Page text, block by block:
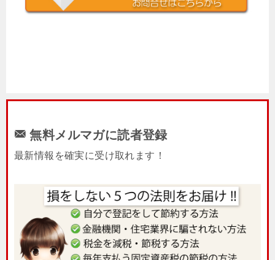
無料メルマガに読者登録
最新情報を確実に受け取れます！